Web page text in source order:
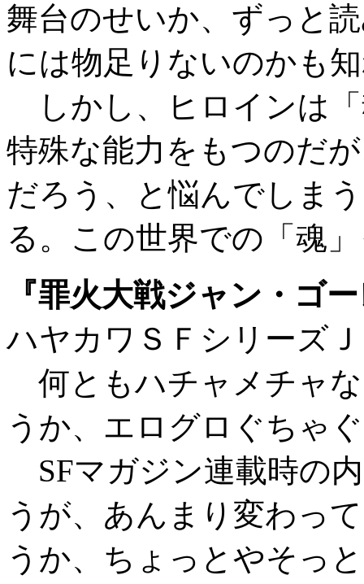
舞台のせいか、ずっと
には物足りないのかも
しかし、ヒロインは
特殊な能力をもつのだ
だろう、と悩んでしま
る。この世界での「魂
『罪火大戦ジャン・
ハヤカワＳＦシリーズ
何ともハチャメチャ
うか、エログロぐちゃ
SFマガジン連載時の
うが、あんまり変わっ
うか、ちょっとやそっ